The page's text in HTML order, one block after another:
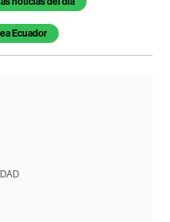
Ecuador